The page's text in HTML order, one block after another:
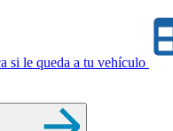
si le queda a tu vehículo